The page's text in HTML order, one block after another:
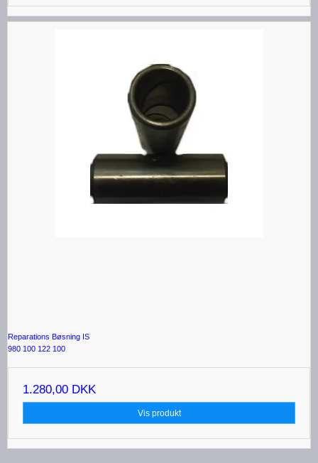
Reparations Bøsning IS
980 100 122 100
1.280,00 DKK
Vis produkt